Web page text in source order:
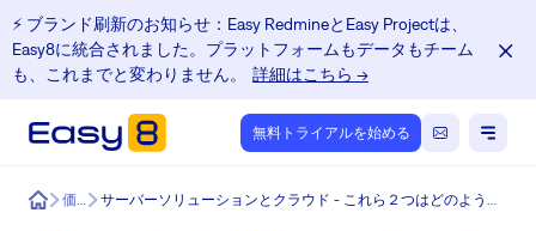
⚡️ ブランド刷新のお知らせ：Easy RedmineとEasy Projectは、
Easy8に統合されました。プラットフォームもデータもチーム
も、これまでと変わりません。
詳細はこちら →
無料トライアルを始める
Easy8 価格 サーバーソリューションとクラウド - これら２つはどのように機能しますか？